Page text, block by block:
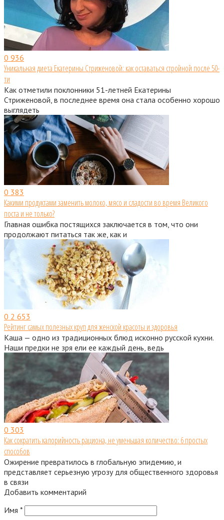
0 936
Уникальная диета Екатерины Стриженовой: как оставаться стройной после 50-
ти
Как отметили поклонники 51-летней Екатерины
Стриженовой, в последнее время она стала особенно хорошо
выглядеть
0 383
Какими продуктами заменить молоко, мясо и сладости во время Великого
поста и не только?
Главная ошибка постящихся заключается в том, что они
продолжают питаться так же, как и
0 2 653
Рейтинг самых полезных круп для женской красоты и здоровья
Каша — одно из традиционных блюд исконно русской кухни.
Наши предки не зря ели ее каждый день, ведь
0 303
Как сократить калорийность рациона, не уменьшая количество: 6 простых
способов
Ожирение превратилось в глобальную эпидемию, и
представляет серьезную угрозу для общественного здоровья
в связи
Добавить комментарий
Имя *